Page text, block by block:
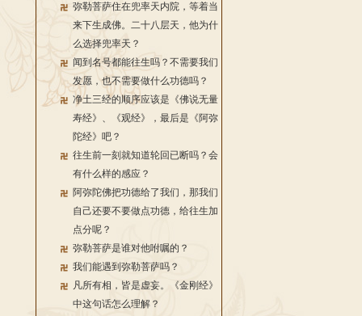
弥勒菩萨住在兜率天内院，等着当
来下生成佛。二十八层天，他为什
么选择兜率天？
闻到名号都能往生吗？不需要我们
发愿，也不需要做什么功德吗？
净土三经的顺序应该是《佛说无量
寿经》、《观经》，最后是《阿弥
陀经》吧？
往生前一刻就知道轮回已断吗？会
有什么样的感应？
阿弥陀佛把功德给了我们，那我们
自己还要不要做点功德，给往生加
点分呢？
弥勒菩萨是谁对他咐嘱的？
我们能遇到弥勒菩萨吗？
凡所有相，皆是虚妄。《金刚经》
中这句话怎么理解？